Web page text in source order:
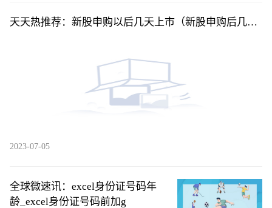
天天热推荐：新股申购以后几天上市（新股申购后几天
2023-07-05
全球微速讯：excel身份证号码年
龄_excel身份证号码前加g